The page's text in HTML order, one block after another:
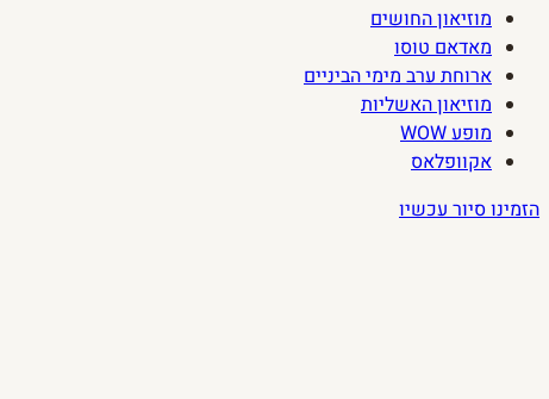
מוזיאון החושים
מאדאם טוסו
ארוחת ערב מימי הביניים
מוזיאון האשליות
מופע WOW
אקוופלאס
הזמינו סיור עכשיו